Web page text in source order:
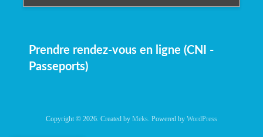
Prendre rendez-vous en ligne (CNI -
Passeports)
Copyright © 2026. Created by Meks . Powered by WordPress